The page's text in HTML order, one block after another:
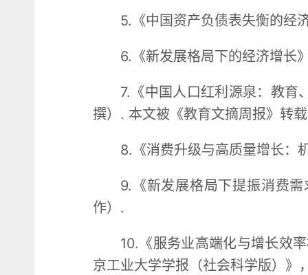
5.《中国资产负债表失衡的经
6.《新发展格局下的经济增长
7.《中国人口红利源泉：教育
撰）. 本文被《教育文摘周报》转
8.《消费升级与高质量增长：
9.《新发展格局下提振消费
作）.
10.《服务业高端化与增长效
京工业大学学报（社会科学版）》